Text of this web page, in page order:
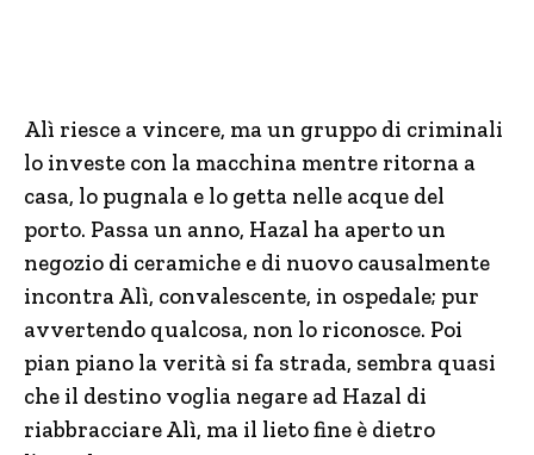
Alì riesce a vincere, ma un gruppo di criminali
lo investe con la macchina mentre ritorna a
casa, lo pugnala e lo getta nelle acque del
porto. Passa un anno, Hazal ha aperto un
negozio di ceramiche e di nuovo causalmente
incontra Alì, convalescente, in ospedale; pur
avvertendo qualcosa, non lo riconosce. Poi
pian piano la verità si fa strada, sembra quasi
che il destino voglia negare ad Hazal di
riabbracciare Alì, ma il lieto fine è dietro